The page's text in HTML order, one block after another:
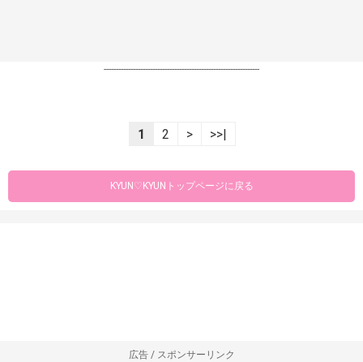
----------------------------------------------------------------
1 2 > >>|
KYUN♡KYUNトップページに戻る
広告 / スポンサーリンク